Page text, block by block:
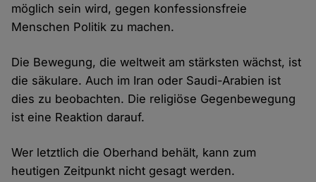
möglich sein wird, gegen konfessionsfreie
Menschen Politik zu machen.
Die Bewegung, die weltweit am stärksten wächst, ist
die säkulare. Auch im Iran oder Saudi-Arabien ist
dies zu beobachten. Die religiöse Gegenbewegung
ist eine Reaktion darauf.
Wer letztlich die Oberhand behält, kann zum
heutigen Zeitpunkt nicht gesagt werden.